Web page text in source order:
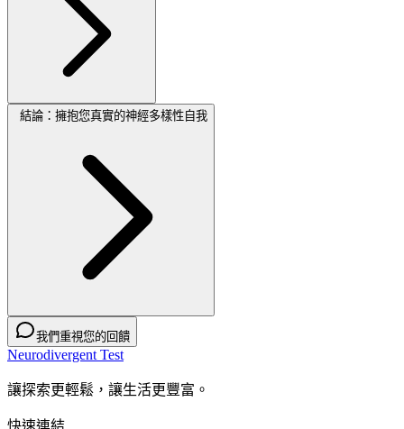
結論：擁抱您真實的神經多樣性自我
我們重視您的回饋
Neurodivergent Test
讓探索更輕鬆，讓生活更豐富。
快速連結